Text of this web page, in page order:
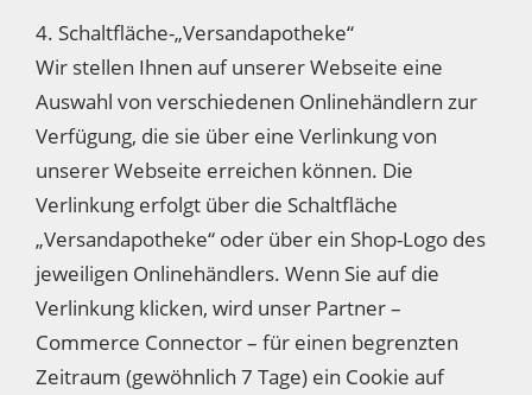
4. Schaltfläche-„Versandapotheke“
Wir stellen Ihnen auf unserer Webseite eine
Auswahl von verschiedenen Onlinehändlern zur
Verfügung, die sie über eine Verlinkung von
unserer Webseite erreichen können. Die
Verlinkung erfolgt über die Schaltfläche
„Versandapotheke“ oder über ein Shop-Logo des
jeweiligen Onlinehändlers. Wenn Sie auf die
Verlinkung klicken, wird unser Partner –
Commerce Connector – für einen begrenzten
Zeitraum (gewöhnlich 7 Tage) ein Cookie auf